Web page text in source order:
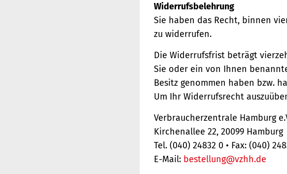
Widerrufsbelehrung
Sie haben das Recht, binnen
zu widerrufen.
Die Widerrufsfrist beträgt
Sie oder ein von Ihnen
Besitz genommen haben bzw.
Um Ihr Widerrufsrecht
Verbraucherzentrale Hamburg
Kirchenallee 22, 20099 Hamburg
Tel. (040) 24832 0 • Fax: (040)
E-Mail: bestellung@vzhh.de